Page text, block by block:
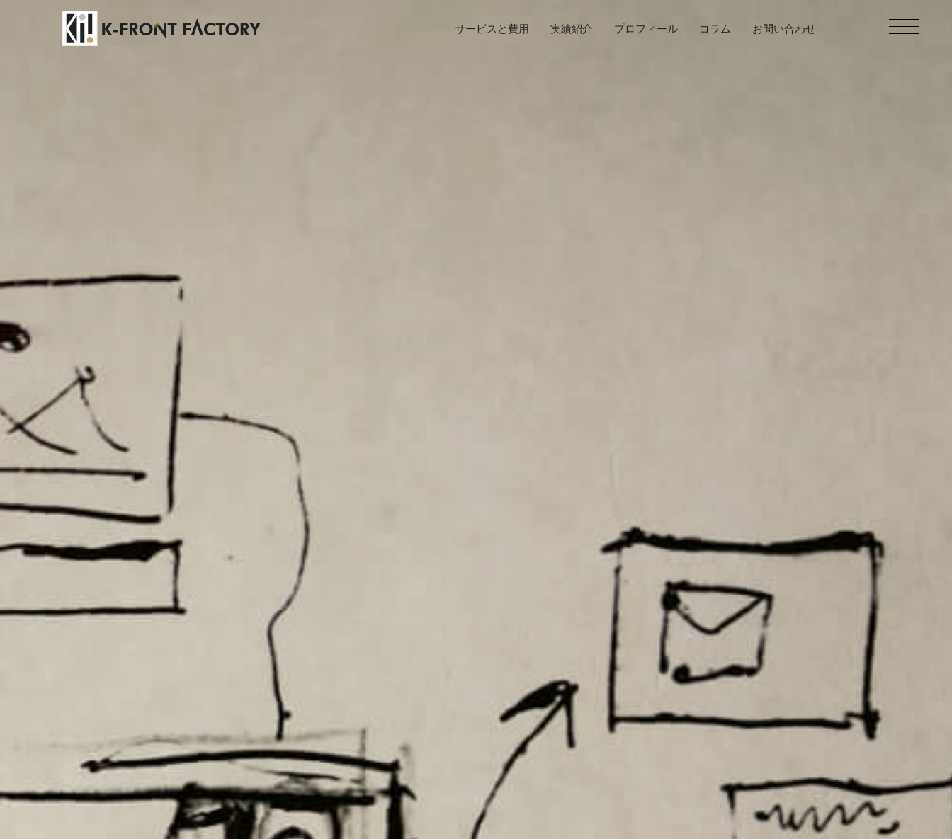
サービスと費用 実績紹介 プロフィール コラム お問い合わせ